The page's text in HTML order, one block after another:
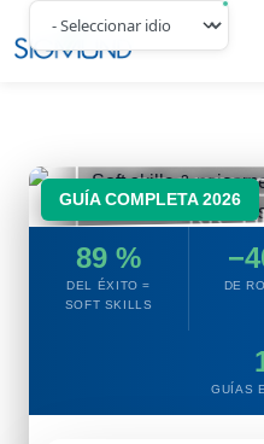
Navbar
GUÍA COMPLETA 2026
SOFT
RR.
89 %
DEL ÉXITO =
SOFT SKILLS
DE
GUÍAS